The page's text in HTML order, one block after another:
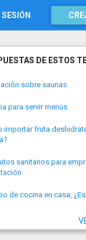
SESIÓN
DE ESTOS
sobre saunas
para servir menús
importar fruta
sanitarios para
de cocina en casa,